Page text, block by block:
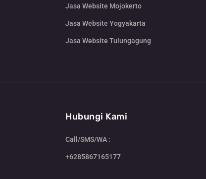
Jasa Website Mojokerto
Jasa Website Yogyakarta
Jasa Website Tulungagung
Hubungi Kami
Call/SMS/WA :
+6285867165177